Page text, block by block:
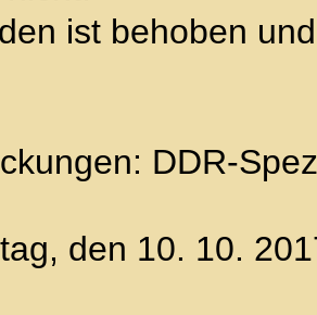
ist behoben
DDR-
den 10. 10.